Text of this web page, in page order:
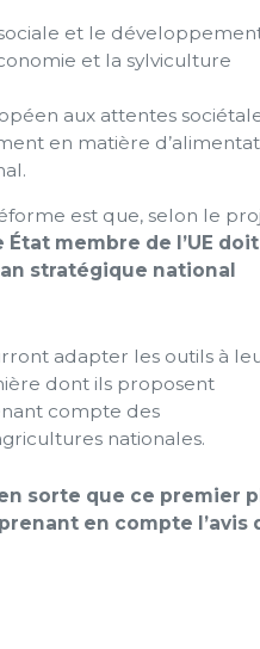
sociale et le
et la sylviculture
aux attentes
en matière
est que, selon le
État membre de l’UE doit
stratégique national
adapter les outils à
dont ils proposent
compte des
nationales.
sorte que ce premier
en compte l’avis